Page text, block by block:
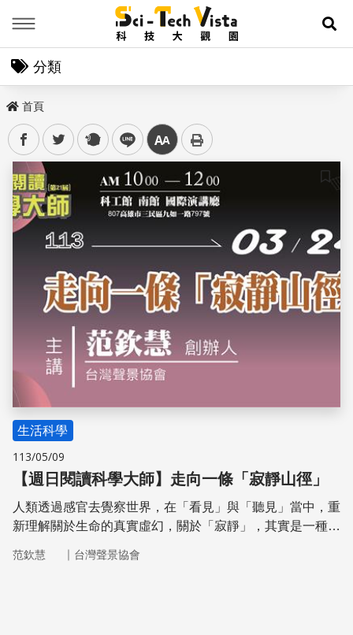
展
分類
首頁
facebooktwitter plurk line 中
儲存
生活科學
113/05/09
【週日閱讀科學大師】走向一條「寂靜山徑」
人類透過感官去覺察世界，在「看見」與「聽見」當中，重
新理解關於生命的真實虛幻，關於「寂靜」，其實是一種
了一個有趣的邀請，讓人願意慢下來，細緻地去開啟那被封
范欽慧 ｜ 台灣聲景協會